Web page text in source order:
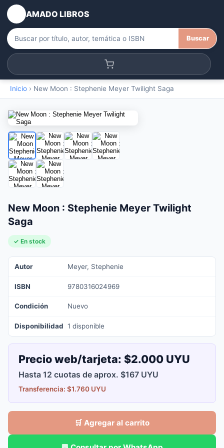
AMADO LIBROS
Buscar
Inicio › New Moon : Stephenie Meyer Twilight Saga
New Moon : Stephenie Meyer Twilight
Saga
✓ En stock
Autor Meyer, Stephenie
ISBN 9780316024969
Condición Nuevo
Disponibilidad 1 disponible
Precio web/tarjeta: $2.000 UYU
Hasta 12 cuotas de aprox. $167 UYU
Transferencia: $1.760 UYU
🛒 Agregar al carrito